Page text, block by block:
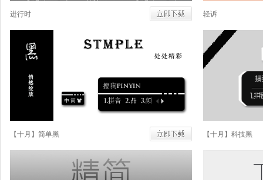
进行时 轻诉
【十月】简单黑 【十月】科技黑